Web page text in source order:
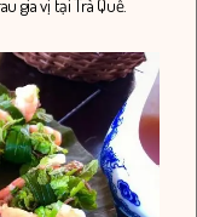
gia vị tại Trà Quế.